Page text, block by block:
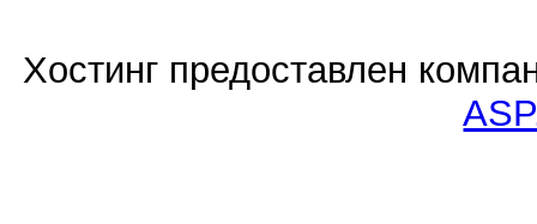
Хостинг предоставлен